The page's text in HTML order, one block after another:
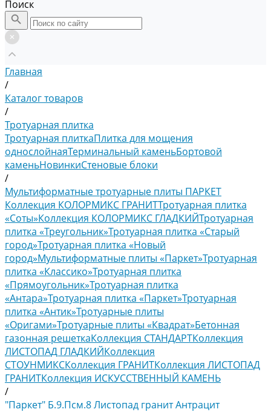
Поиск
Главная
/
Каталог товаров
/
Тротуарная плитка
Тротуарная плиткаПлитка для мощения
однослойнаяТерминальный каменьБортовой
каменьНовинкиСтеновые блоки
/
Мультиформатные тротуарные плиты ПАРКЕТ
Коллекция КОЛОРМИКС ГРАНИТТротуарная плитка
«Соты»Коллекция КОЛОРМИКС ГЛАДКИЙТротуарная
плитка «Треугольник»Тротуарная плитка «Старый
город»Тротуарная плитка «Новый
город»Мультиформатные плиты «Паркет»Тротуарная
плитка «Классико»Тротуарная плитка
«Прямоугольник»Тротуарная плитка
«Антара»Тротуарная плитка «Паркет»Тротуарная
плитка «Антик»Тротуарные плиты
«Оригами»Тротуарные плиты «Квадрат»Бетонная
газонная решеткаКоллекция СТАНДАРТКоллекция
ЛИСТОПАД ГЛАДКИЙКоллекция
СТОУНМИКСКоллекция ГРАНИТКоллекция ЛИСТОПАД
ГРАНИТКоллекция ИСКУССТВЕННЫЙ КАМЕНЬ
/
"Паркет" Б.9.Псм.8 Листопад гранит Антрацит